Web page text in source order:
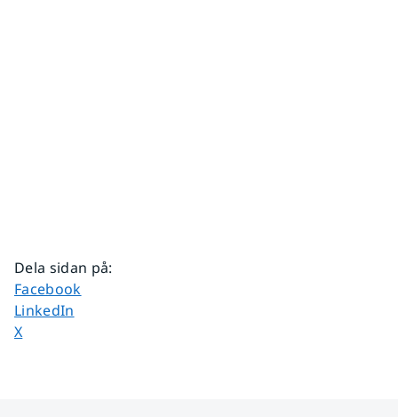
Dela sidan på:
Dela sidan på
Facebook
Dela sidan på
LinkedIn
Dela sidan på
X